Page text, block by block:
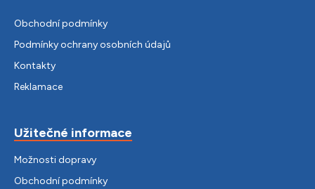
Obchodní podmínky
Podmínky ochrany osobních údajů
Kontakty
Reklamace
Užitečné informace
Možnosti dopravy
Obchodní podmínky